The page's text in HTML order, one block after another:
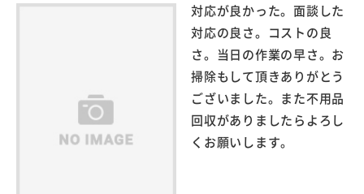
対応が良かった。面談した
対応の良さ。コストの良
さ。当日の作業の早さ。お
掃除もして頂きありがとう
ございました。また不用品
回収がありましたらよろし
くお願いします。